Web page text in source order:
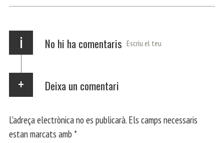
p m ei
i No hi ha comentaris Escriu el teu
Deixa un comentari
L'adreça electrònica no es publicarà. Els camps necessaris
estan marcats amb *